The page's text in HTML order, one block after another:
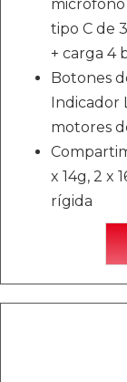
tipo C de
+ carga 4
Botones
Indicador
motores
x 14g, 2 x
rígida